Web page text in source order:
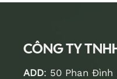
CÔNG TY
ADD: 50 Phan Đình